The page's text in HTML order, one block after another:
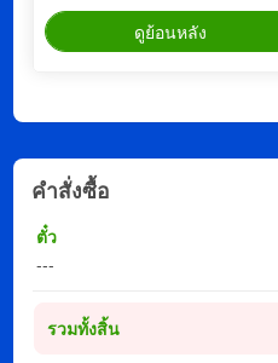
ดูย้อนหลัง
คำสั่งซื้อ
ตั๋ว
---
รวมทั้งสิ้น